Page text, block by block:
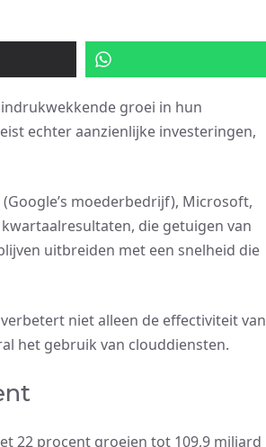
groei in hun
echter aanzienlijke investeringen,
moederbedrijf), Microsoft,
die getuigen van
uitbreiden met een snelheid die
niet alleen de effectiviteit van
het gebruik van clouddiensten.
22 procent groeien tot 109,9 miljard